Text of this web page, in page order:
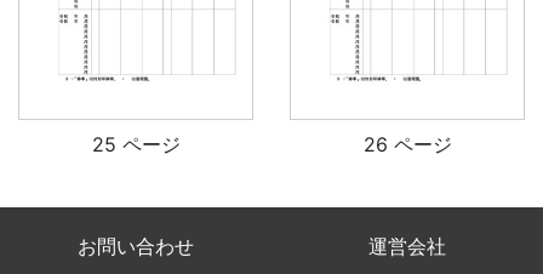
25 ページ 26 ページ
お問い合わせ 運営会社